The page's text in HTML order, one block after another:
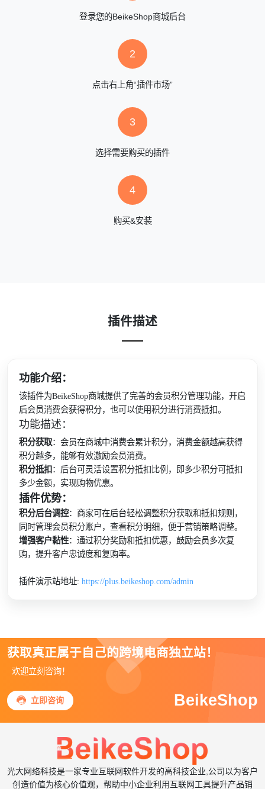
登录您的BeikeShop商城后台
2
点击右上角“插件市场”
3
选择需要购买的插件
4
购买&安装
插件描述
功能介绍：
该插件为BeikeShop商城提供了完善的会员积分管理功能，开启
后会员消费会获得积分，也可以使用积分进行消费抵扣。
功能描述：
积分获取：会员在商城中消费会累计积分，消费金额越高获得
积分越多，能够有效激励会员消费。
积分抵扣 ：后台可灵活设置积分抵扣比例，即多少积分可抵扣
多少金额，实现购物优惠。
插件优势：
积分后台调控：商家可在后台轻松调整积分获取和抵扣规则，
同时管理会员积分账户，查看积分明细，便于营销策略调整。
增强客户黏性：通过积分奖励和抵扣优惠，鼓励会员多次复
购，提升客户忠诚度和复购率。
插件演示站地址:https://plus.beikeshop.com/admin
获取真正属于自己的跨境电商独立站！
欢迎立刻咨询！
 立即咨询 BeikeShop
光大网络科技是一家专业互联网软件开发的高科技企业,公司以为客户
创造价值为核心价值观，帮助中小企业利用互联网工具提升产品销